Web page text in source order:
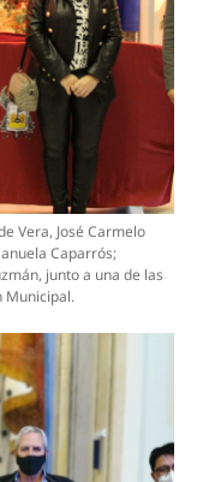
Vera, José Carmelo
Caparrós;
junto a una de las
Municipal.